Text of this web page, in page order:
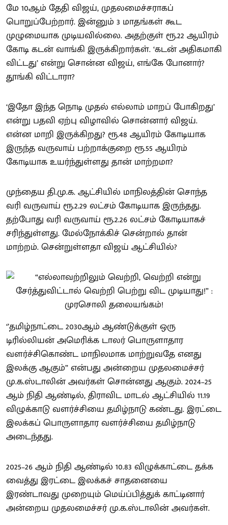
மே 10ஆம் தேதி விஜய், முதலமைச்சராகப்
பொறுப்பேற்றார். இன்னும் 3 மாதங்கள் கூட
முழுமையாக முடியவில்லை. அதற்குள் ரூ.22 ஆயிரம்
கோடி கடன் வாங்கி இருக்கிறார்கள். ‘கடன் அதிகமாகி
விட்டது’ என்று சொன்ன விஜய், எங்கே போனார்?
தூங்கி விட்டாரா?
‘இதோ இந்த நொடி முதல் எல்லாம் மாறப் போகிறது’
என்று பதவி ஏற்பு விழாவில் சொன்னார் விஜய்.
என்ன மாறி இருக்கிறது? ரூ.48 ஆயிரம் கோடியாக
இருந்த வருவாய் பற்றாக்குறை ரூ.55 ஆயிரம்
கோடியாக உயர்ந்துள்ளது தான் மாற்றமா?
முந்தைய தி.மு.க. ஆட்சியில் மாநிலத்தின் சொந்த
வரி வருவாய் ரூ.2.29 லட்சம் கோடியாக இருந்தது.
தற்போது வரி வருவாய் ரூ.2.26 லட்சம் கோடியாகச்
சரிந்துள்ளது. மேல்நோக்கிச் சென்றால் தான்
மாற்றம். சென்றுள்ளதா விஜய் ஆட்சியில்?
‘’தமிழ்நாட்டை 2030ஆம் ஆண்டுக்குள் ஒரு
டிரில்லியன் அமெரிக்க டாலர் பொருளாதார
வளர்ச்சிகொண்ட மாநிலமாக மாற்றுவதே எனது
இலக்கு ஆகும்” என்பது அன்றைய முதலமைச்சர்
மு.க.ஸ்டாலின் அவர்கள் சொன்னது ஆகும். 2024–25
ஆம் நிதி ஆண்டில், திராவிட மாடல் ஆட்சியில் 11.19
விழுக்காடு வளர்ச்சியை தமிழ்நாடு கண்டது. இரட்டை
இலக்கப் பொருளாதார வளர்ச்சியை தமிழ்நாடு
அடைந்தது.
2025–26 ஆம் நிதி ஆண்டில் 10.83 விழுக்காட்டை தக்க
வைத்து இரட்டை இலக்கச் சாதனையை
இரண்டாவது முறையும் மெய்ப்பித்துக் காட்டினார்
அன்றைய முதலமைச்சர் மு.க.ஸ்டாலின் அவர்கள்.